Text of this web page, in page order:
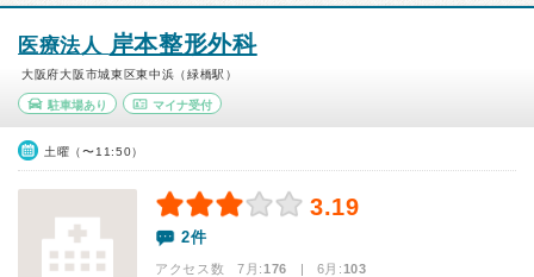
医療法人 岸本整形外科
大阪府大阪市城東区東中浜（緑橋駅）
駐車場あり マイナ受付
土曜（〜11:50）
3.19
2件
アクセス数 7月:176 | 6月:103